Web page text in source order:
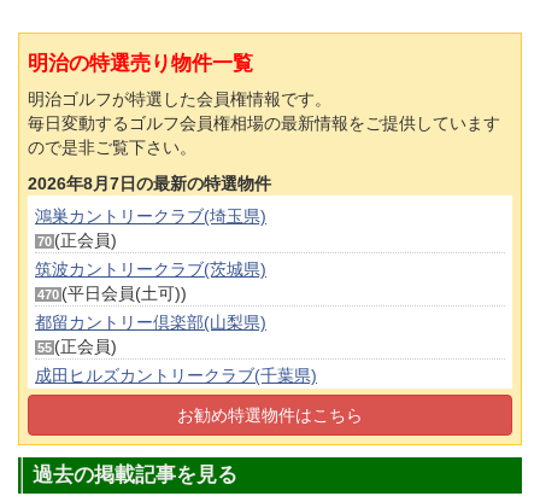
明治の特選売り物件一覧
明治ゴルフが特選した会員権情報です。
毎日変動するゴルフ会員権相場の最新情報をご提供しています
ので是非ご覧下さい。
2026年8月7日の最新の特選物件
鴻巣カントリークラブ(埼玉県)
70 (正会員)
筑波カントリークラブ(茨城県)
470 (平日会員(土可))
都留カントリー倶楽部(山梨県)
55 (正会員)
成田ヒルズカントリークラブ(千葉県)
(正会員)
多摩カントリークラブ(東京都)
お勧め特選物件はこちら
過去の掲載記事を見る